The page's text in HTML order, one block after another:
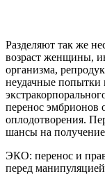
Разделяют так же
возраст женщины,
организма,
неудачные попытки
перенос эмбрионов
оплодотворения.
шансы на
ЭКО: перенос и
перед